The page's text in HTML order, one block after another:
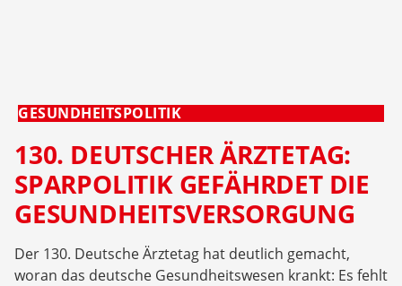
GESUNDHEITSPOLITIK
130. DEUTSCHER ÄRZTETAG:
SPARPOLITIK GEFÄHRDET DIE
GESUNDHEITSVERSORGUNG
Der 130. Deutsche Ärztetag hat deutlich gemacht,
woran das deutsche Gesundheitswesen krankt: Es fehlt